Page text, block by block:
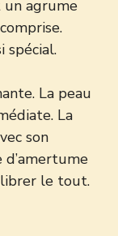
un agrume
spécial.
La peau
La
son
le tout.